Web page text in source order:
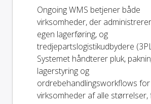
Ongoing WMS betjener både
virksomheder, der
egen lagerføring, og
tredjepartslogistikudbydere
Systemet håndterer pluk,
lagerstyring og
ordrebehandlingsworkflows for
virksomheder af alle størrelser,